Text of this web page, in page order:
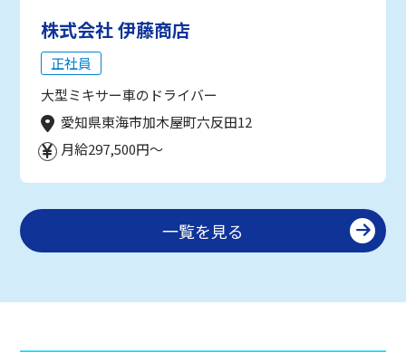
株式会社 伊藤商店
正社員
大型ミキサー車のドライバー
愛知県東海市加木屋町六反田12
月給297,500円～
一覧を見る